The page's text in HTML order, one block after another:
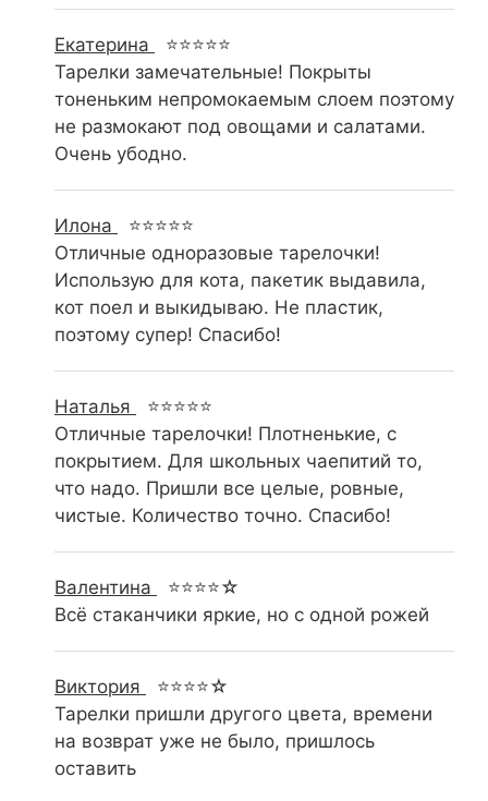
Екатерина
⭐⭐⭐⭐⭐
Тарелки замечательные! Покрыты
тоненьким непромокаемым слоем поэтому
не размокают под овощами и салатами.
Очень убодно.
Илона
⭐⭐⭐⭐⭐
Отличные одноразовые тарелочки!
Использую для кота, пакетик выдавила,
кот поел и выкидываю. Не пластик,
поэтому супер! Спасибо!
Наталья
⭐⭐⭐⭐⭐
Отличные тарелочки! Плотненькие, с
покрытием. Для школьных чаепитий то,
что надо. Пришли все целые, ровные,
чистые. Количество точно. Спасибо!
Валентина
⭐⭐⭐⭐☆
Всё стаканчики яркие, но с одной рожей
Виктория
⭐⭐⭐⭐☆
Тарелки пришли другого цвета, времени
на возврат уже не было, пришлось
оставить